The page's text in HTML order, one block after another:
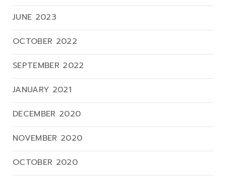
JUNE 2023
OCTOBER 2022
SEPTEMBER 2022
JANUARY 2021
DECEMBER 2020
NOVEMBER 2020
OCTOBER 2020